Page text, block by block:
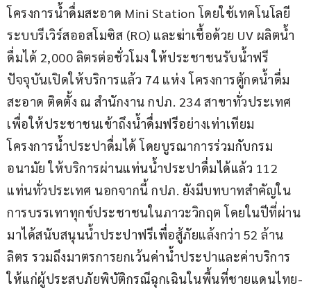
โครงการน้ำดื่มสะอาด Mini Station โดยใช้เทคโนโลยี
ระบบรีเวิร์สออสโมซิส (RO) และฆ่าเชื้อด้วย UV ผลิตน้ำ
ดื่มได้ 2,000 ลิตรต่อชั่วโมง ให้ประชาชนรับน้ำฟรี
ปัจจุบันเปิดให้บริการแล้ว 74 แห่ง โครงการตู้กดน้ำดื่ม
สะอาด ติดตั้ง ณ สำนักงาน กปภ. 234 สาขาทั่วประเทศ
เพื่อให้ประชาชนเข้าถึงน้ำดื่มฟรีอย่างเท่าเทียม
โครงการน้ำประปาดื่มได้ โดยบูรณาการร่วมกับกรม
อนามัย ให้บริการผ่านแท่นน้ำประปาดื่มได้แล้ว 112
แท่นทั่วประเทศ นอกจากนี้ กปภ. ยังมีบทบาทสำคัญใน
การบรรเทาทุกข์ประชาชนในภาวะวิกฤต โดยในปีที่ผ่าน
มาได้สนับสนุนน้ำประปาฟรีเพื่อสู้ภัยแล้งกว่า 52 ล้าน
ลิตร รวมถึงมาตรการยกเว้นค่าน้ำประปาและค่าบริการ
ให้แก่ผู้ประสบภัยพิบัติกรณีฉุกเฉินในพื้นที่ชายแดนไทย-